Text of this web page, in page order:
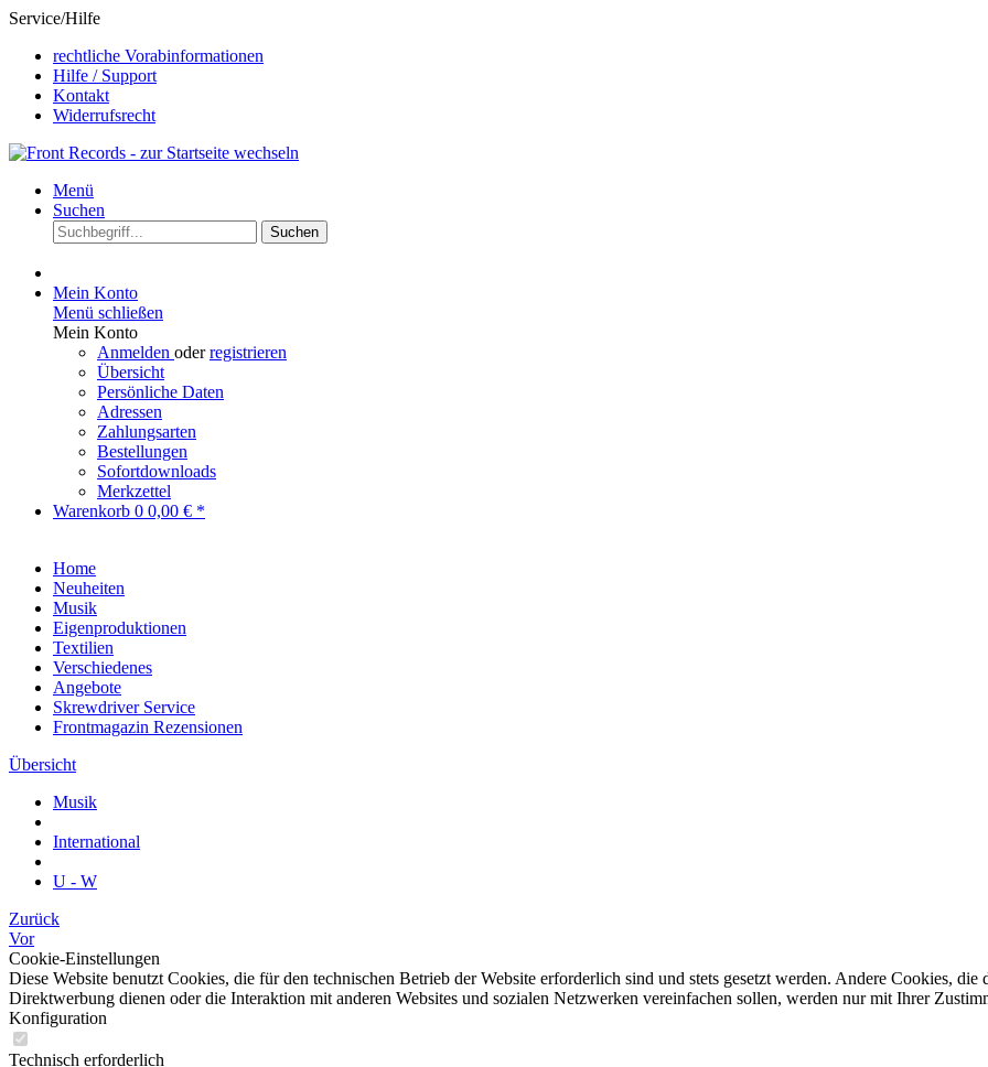
Service/Hilfe
rechtliche Vorabinformationen
Hilfe / Support
Kontakt
Widerrufsrecht
Menü
Suchen
Suchen
Mein Konto
Menü schließen
Mein Konto
Anmelden oderregistrieren
Übersicht
Persönliche Daten
Adressen
Zahlungsarten
Bestellungen
Sofortdownloads
Merkzettel
Warenkorb 0 0,00 € *
Home
Neuheiten
Musik
Eigenproduktionen
Textilien
Verschiedenes
Angebote
Skrewdriver Service
Frontmagazin Rezensionen
Übersicht
Musik
International
U - W
Zurück
Vor
Cookie-Einstellungen
Diese Website benutzt Cookies, die für den technischen Betrieb der Website erforderlich sind und stets gesetzt werden. Andere Cookies,
Direktwerbung dienen oder die Interaktion mit anderen Websites und sozialen Netzwerken vereinfachen sollen, werden nur mit Ihrer
Konfiguration
Technisch erforderlich